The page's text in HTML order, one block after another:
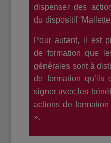
dispenser des
du dispositif
Pour autant, il est
de formation que
générales sont à
de formation qu’ils
signer avec les
actions de
».